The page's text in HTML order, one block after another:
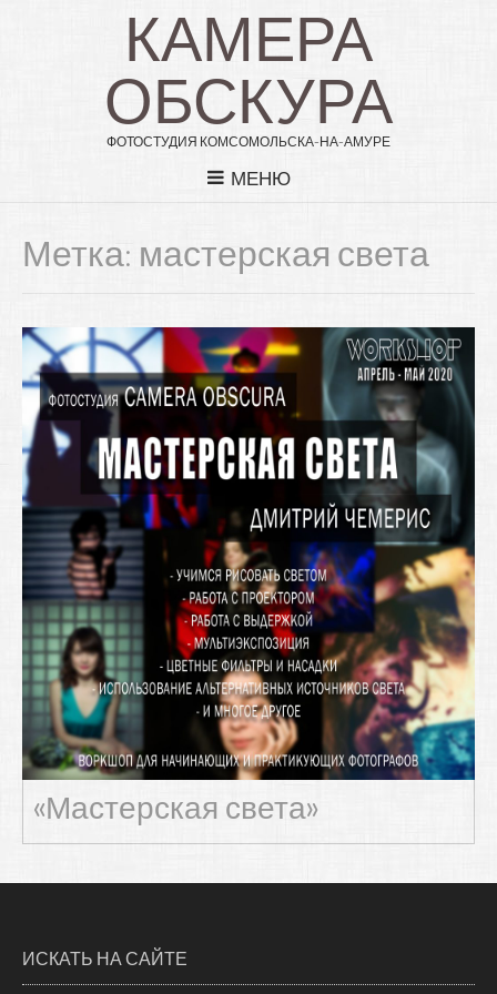
КАМЕРА
ОБСКУРА
ФОТОСТУДИЯ КОМСОМОЛЬСКА-НА-АМУРЕ
МЕНЮ
Метка: мастерская света
«Мастерская света»
ИСКАТЬ НА САЙТЕ